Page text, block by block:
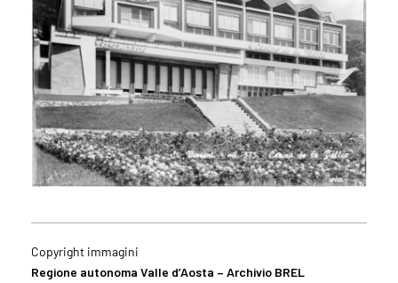
Copyright immagini
Regione autonoma Valle d’Aosta – Archivio BREL